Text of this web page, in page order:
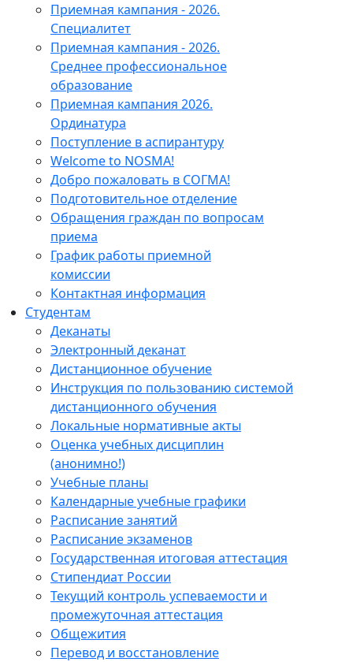
Приемная кампания - 2026.
Специалитет
Приемная кампания - 2026.
Среднее профессиональное
образование
Приемная кампания 2026.
Ординатура
Поступление в аспирантуру
Welcome to NOSMA!
Добро пожаловать в СОГМА!
Подготовительное отделение
Обращения граждан по вопросам
приема
График работы приемной
комиссии
Контактная информация
Студентам
Деканаты
Электронный деканат
Дистанционное обучение
Инструкция по пользованию системой
дистанционного обучения
Локальные нормативные акты
Оценка учебных дисциплин
(анонимно!)
Учебные планы
Календарные учебные графики
Расписание занятий
Расписание экзаменов
Государственная итоговая аттестация
Стипендиат России
Текущий контроль успеваемости и
промежуточная аттестация
Общежития
Перевод и восстановление